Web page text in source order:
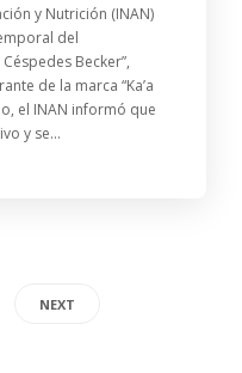
y Nutrición (INAN)
del
Becker”,
de la marca “Ka’a
el INAN informó que
y se...
NEXT